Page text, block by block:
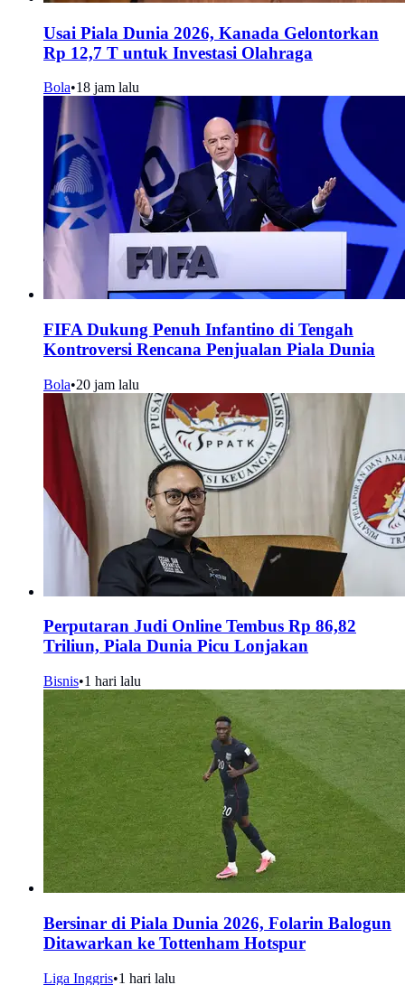
Usai Piala Dunia 2026, Kanada Gelontorkan
Rp 12,7 T untuk Investasi Olahraga
Bola•18 jam lalu
FIFA Dukung Penuh Infantino di Tengah
Kontroversi Rencana Penjualan Piala Dunia
Bola•20 jam lalu
Perputaran Judi Online Tembus Rp 86,82
Triliun, Piala Dunia Picu Lonjakan
Bisnis•1 hari lalu
Bersinar di Piala Dunia 2026, Folarin Balogun
Ditawarkan ke Tottenham Hotspur
Liga Inggris•1 hari lalu